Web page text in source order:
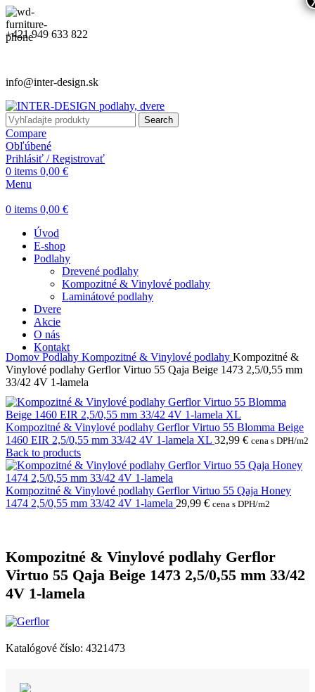
+421 949 633 822
info@inter-design.sk
Search
Compare
Obľúbené
Prihlásiť / Registrovať
0 items 0,00 €
Menu
0 items 0,00 €
Úvod
E-shop
Podlahy
Drevené podlahy
Kompozitné & Vinylové podlahy
Laminátové podlahy
Dvere
Akcie
O nás
Kontakt
Domov Podlahy Kompozitné & Vinylové podlahy Kompozitné &
Vinylové podlahy Gerflor Virtuo 55 Qaja Beige 1473 2,5/0,55 mm
33/42 4V 1-lamela
Kompozitné & Vinylové podlahy Gerflor Virtuo 55 Blomma Beige
1460 EIR 2,5/0,55 mm 33/42 4V 1-lamela XL 32,99 € cena s DPH/m2
Back to products
Kompozitné & Vinylové podlahy Gerflor Virtuo 55 Qaja Honey
1474 2,5/0,55 mm 33/42 4V 1-lamela 29,99 € cena s DPH/m2
Kompozitné & Vinylové podlahy Gerflor
Virtuo 55 Qaja Beige 1473 2,5/0,55 mm 33/42
4V 1-lamela
Katalógové číslo: 4321473